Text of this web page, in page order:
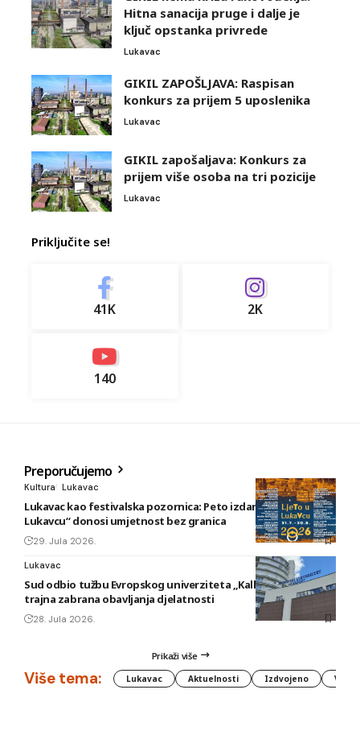
Hitna sanacija pruge i dalje je
ključ opstanka privrede
Lukavac
GIKIL ZAPOŠLJAVA: Raspisan
konkurs za prijem 5 uposlenika
Lukavac
GIKIL zapošaljava: Konkurs za
prijem više osoba na tri pozicije
Lukavac
Priključite se!
41K 2K
140
Preporučujemo
Kultura Lukavac
Lukavac kao festivalska pozornica: Peto izdanje „Ljeta u
Lukavcu“ donosi umjetnost bez granica
29. Jula 2026.
Lukavac
Sud odbio tužbu Evropskog univerziteta „Kallos“: Ostaje
trajna zabrana obavljanja djelatnosti
28. Jula 2026.
Prikaži više
Više tema: Lukavac Aktuelnosti Izdvojeno